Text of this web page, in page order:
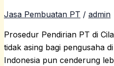
Jasa Pembuatan PT / admin
Prosedur Pendirian PT di
tidak asing bagi pengusaha
Indonesia pun cenderung